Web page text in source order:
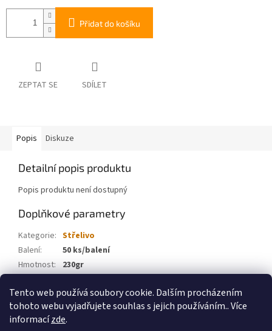
Tento web používá soubory cookie. Dalším procházením
tohoto webu vyjadřujete souhlas s jejich používáním.. Více
informacízde.
Přidat do košíku
ZEPTAT SE SDÍLET
Popis Diskuze
Detailní popis produktu
Popis produktu není dostupný
Doplňkové parametry
Kategorie: Střelivo
Balení:
50 ks/balení
Hmotnost:
230gr
Typ: FMJ